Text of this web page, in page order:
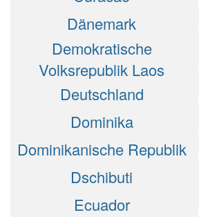
Dänemark
Demokratische
Volksrepublik Laos
Deutschland
Dominika
Dominikanische Republik
Dschibuti
Ecuador